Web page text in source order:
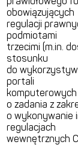
obowiązujących
regulacji
podmiotami
trzecimi (m.in.
stosunku
do
portali
o zadania z
o wykonywanie
regulacjach
wewnętrznych